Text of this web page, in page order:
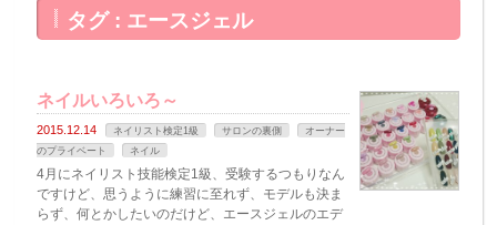
タグ : エースジェル
ネイルいろいろ～
2015.12.14 ネイリスト検定1級 サロンの裏側
オーナー
のプライベート
ネイル
4月にネイリスト技能検定1級、受験するつもりなん
ですけど、思うように練習に至れず、モデルも決ま
らず、何とかしたいのだけど、エースジェルのエデ